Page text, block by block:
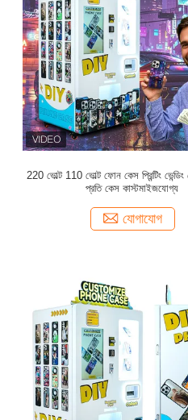
220 ভোল্ট 110 ভোল্ট ফোন কেস প্রিন্টিং ভেন্ডিং
প্রতি কেস কাস্টমাইজযোগ্য
যোগাযোগ